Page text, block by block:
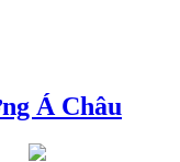
Á Châu